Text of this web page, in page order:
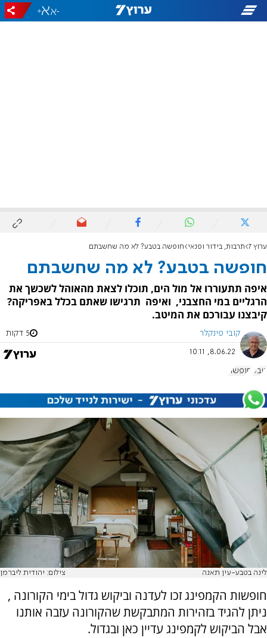
-
+
ערוץ 7 תרבות, בידור ופנאי חופשה בטבע? לא מה שחשבתם
חופשה בטבע? לא מה שחשבתם
איפה תתעוררו אל מול הים, תוכלו לצאת מהאוהל לשכשך את
הרגליים במי החצבני, ואיפה תרגישו שאתם בכלל באפריקה?
קיבצנו עבורכם את המיטב.
קובי פינקלר 5 דקות
8.06.22, 10:11
טבע חופשה
לינה בטבע-עין תאנה צילום: יהודית ליברמן
חופשות הקמפינג זכו לעדנה וביקוש גדול בימי הקורונה ,
ניתן להגיד בזהירות המתבקשת שהקורונה עזבה אותנו
אבל הביקוש לקמפינג עדיין כאן ובגדול.